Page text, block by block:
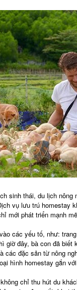
sinh thái, du lịch nông
vụ lưu trú homestay
mới phát triển mạnh
các yếu tố, như:
giờ đây, bà con đã
các đặc sản từ nông
hình homestay gắn
chỉ thu hút du